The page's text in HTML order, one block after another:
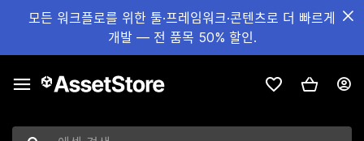
모든 워크플로를 위한 툴·프레임워크·콘텐츠로 더 빠르게
개발 — 전 품목 50% 할인.